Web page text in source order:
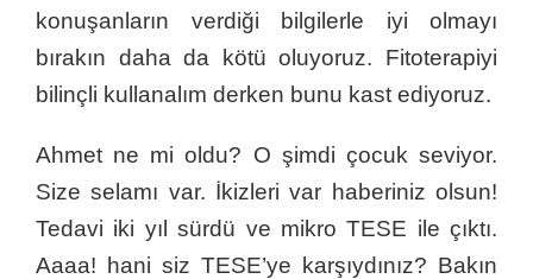
konuşanların verdiği bilgilerle iyi olmayı
bırakın daha da kötü oluyoruz. Fitoterapiyi
bilinçli kullanalım derken bunu kast ediyoruz.
Ahmet ne mi oldu? O şimdi çocuk seviyor.
Size selamı var. İkizleri var haberiniz olsun!
Tedavi iki yıl sürdü ve mikro TESE ile çıktı.
Aaaa! hani siz TESE’ye karşıydınız? Bakın